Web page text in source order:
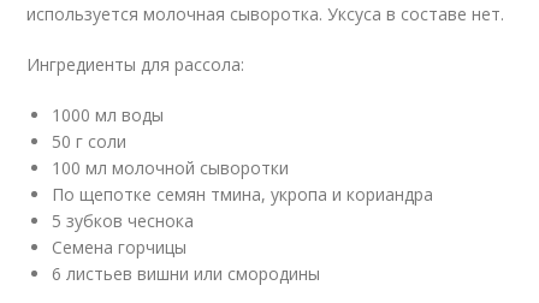
используется молочная сыворотка. Уксуса в составе нет.
Ингредиенты для рассола:
1000 мл воды
50 г соли
100 мл молочной сыворотки
По щепотке семян тмина, укропа и кориандра
5 зубков чеснока
Семена горчицы
6 листьев вишни или смородины